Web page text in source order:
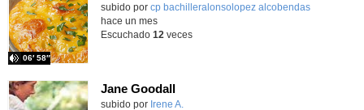
Contenido educativo.
subido por cp bachilleralonsolopez alcobendas
06′ 58″
-
hace un mes
Escuchado 12 veces
Jane Goodall
Contenido educativo.
subido por Irene A.